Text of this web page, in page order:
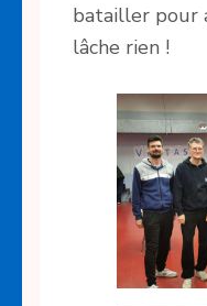
batailler pour
lâche rien !